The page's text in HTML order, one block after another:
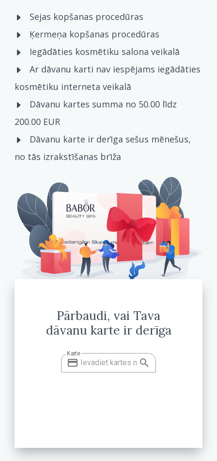
Sejas kopšanas procedūras
Ķermeņa kopšanas procedūras
Iegādāties kosmētiku salona veikalā
Ar dāvanu karti nav iespējams iegādāties
kosmētiku interneta veikalā
Dāvanu kartes summa no 50.00 līdz
200.00 EUR
Dāvanu karte ir derīga sešus mēnešus,
no tās izrakstīšanas brīža
Pārbaudi, vai Tava
dāvanu karte ir derīga